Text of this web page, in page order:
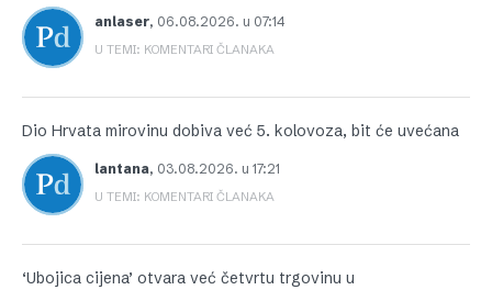
anlaser, 06.08.2026. u 07:14
U TEMI: KOMENTARI ČLANAKA
Dio Hrvata mirovinu dobiva već 5. kolovoza, bit će uvećana
lantana, 03.08.2026. u 17:21
U TEMI: KOMENTARI ČLANAKA
‘Ubojica cijena’ otvara već četvrtu trgovinu u